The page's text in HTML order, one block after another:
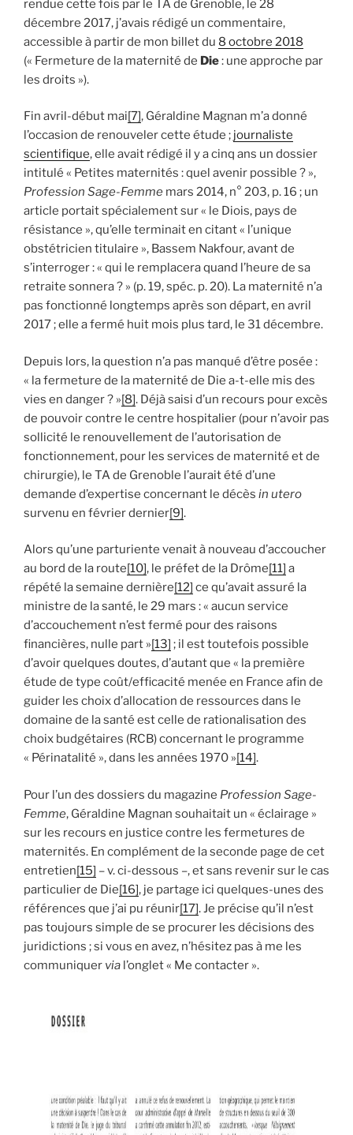
rendue cette fois par le TA de Grenoble, le 28
décembre 2017, j’avais rédigé un commentaire,
accessible à partir de mon billet du 8 octobre 2018
(« Fermeture de la maternité de Die: une approche par
les droits »).
Fin avril-début mai[7], Géraldine Magnan m’a donné
l’occasion de renouveler cette étude ; journaliste
scientifique, elle avait rédigé il y a cinq ans un dossier
intitulé « Petites maternités : quel avenir possible ? »,
Profession Sage-Femme mars 2014, n° 203, p. 16 ; un
article portait spécialement sur « le Diois, pays de
résistance », qu’elle terminait en citant « l’unique
obstétricien titulaire », Bassem Nakfour, avant de
s’interroger : « qui le remplacera quand l’heure de sa
retraite sonnera ? » (p. 19, spéc. p. 20). La maternité n’a
pas fonctionné longtemps après son départ, en avril
2017 ; elle a fermé huit mois plus tard, le 31 décembre.
Depuis lors, la question n’a pas manqué d’être posée :
« la fermeture de la maternité de Die a-t-elle mis des
vies en danger ? »[8]. Déjà saisi d’un recours pour excès
de pouvoir contre le centre hospitalier (pour n’avoir pas
sollicité le renouvellement de l’autorisation de
fonctionnement, pour les services de maternité et de
chirurgie), le TA de Grenoble l’aurait été d’une
demande d’expertise concernant le décès in utero
survenu en février dernier[9].
Alors qu’une parturiente venait à nouveau d’accoucher
au bord de la route[10], le préfet de la Drôme[11] a
répété la semaine dernière[12] ce qu’avait assuré la
ministre de la santé, le 29 mars : « aucun service
d’accouchement n’est fermé pour des raisons
financières, nulle part »[13] ; il est toutefois possible
d’avoir quelques doutes, d’autant que « la première
étude de type coût/efficacité menée en France afin de
guider les choix d’allocation de ressources dans le
domaine de la santé est celle de rationalisation des
choix budgétaires (RCB) concernant le programme
« Périnatalité », dans les années 1970 »[14].
Pour l’un des dossiers du magazine Profession Sage-
Femme, Géraldine Magnan souhaitait un « éclairage »
sur les recours en justice contre les fermetures de
maternités. En complément de la seconde page de cet
entretien[15] – v. ci-dessous –, et sans revenir sur le cas
particulier de Die[16], je partage ici quelques-unes des
références que j’ai pu réunir[17]. Je précise qu’il n’est
pas toujours simple de se procurer les décisions des
juridictions ; si vous en avez, n’hésitez pas à me les
communiquer via l’onglet « Me contacter ».